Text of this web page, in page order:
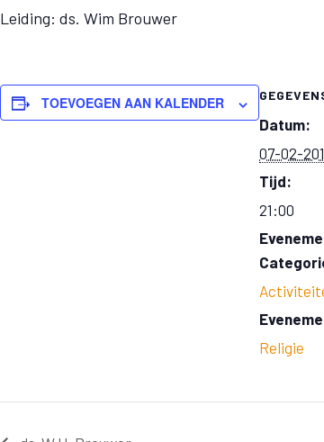
Leiding: ds. Wim Brouwer
TOEVOEGEN AAN KALENDER
Datum:
07-02-
Tijd:
21:00
Religie